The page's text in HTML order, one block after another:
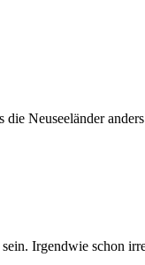
Neuseeländer
Irgendwie schon